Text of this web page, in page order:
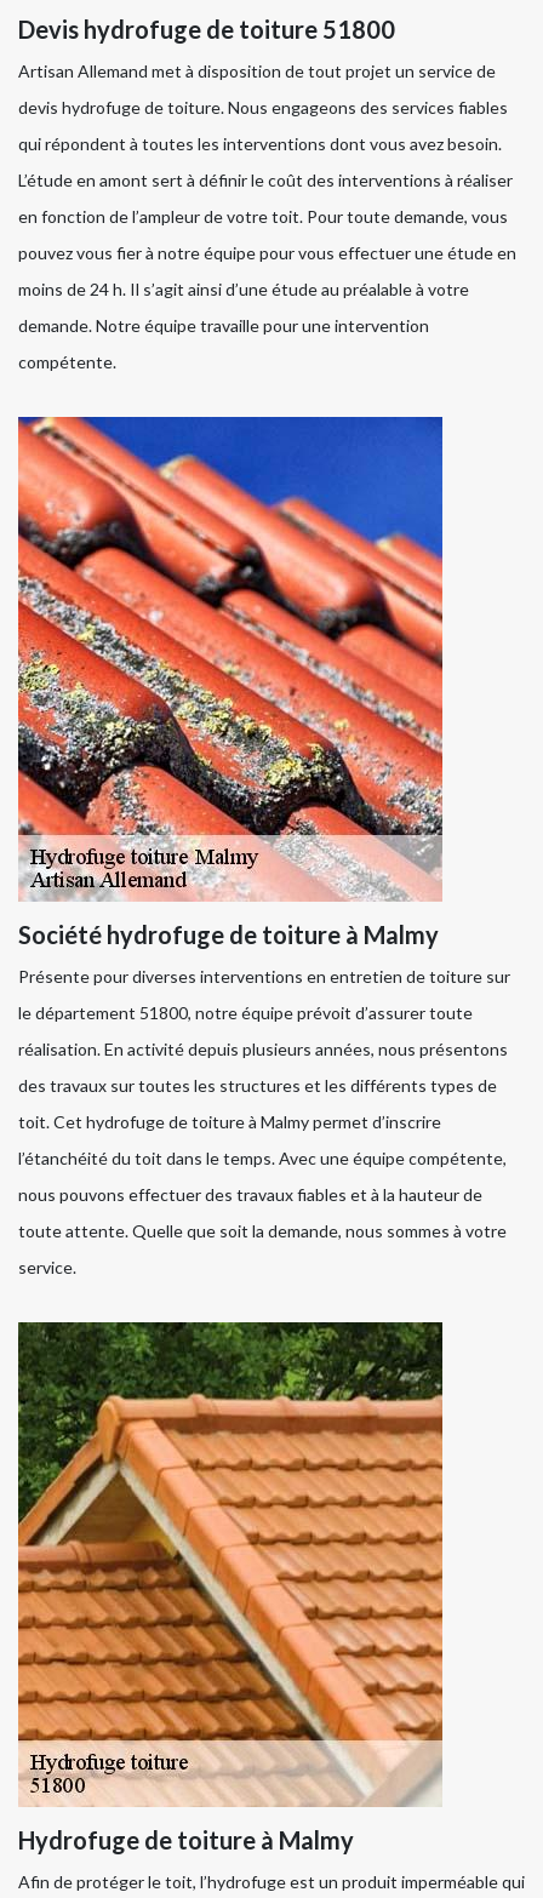
Devis hydrofuge de toiture 51800
Artisan Allemand met à disposition de tout projet un service de
devis hydrofuge de toiture. Nous engageons des services fiables
qui répondent à toutes les interventions dont vous avez besoin.
L’étude en amont sert à définir le coût des interventions à réaliser
en fonction de l’ampleur de votre toit. Pour toute demande, vous
pouvez vous fier à notre équipe pour vous effectuer une étude en
moins de 24 h. Il s’agit ainsi d’une étude au préalable à votre
demande. Notre équipe travaille pour une intervention
compétente.
Société hydrofuge de toiture à Malmy
Présente pour diverses interventions en entretien de toiture sur
le département 51800, notre équipe prévoit d’assurer toute
réalisation. En activité depuis plusieurs années, nous présentons
des travaux sur toutes les structures et les différents types de
toit. Cet hydrofuge de toiture à Malmy permet d’inscrire
l’étanchéité du toit dans le temps. Avec une équipe compétente,
nous pouvons effectuer des travaux fiables et à la hauteur de
toute attente. Quelle que soit la demande, nous sommes à votre
service.
Hydrofuge de toiture à Malmy
Afin de protéger le toit, l’hydrofuge est un produit imperméable qui